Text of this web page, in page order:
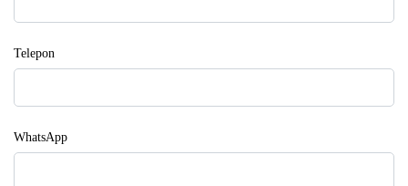
Telepon
WhatsApp